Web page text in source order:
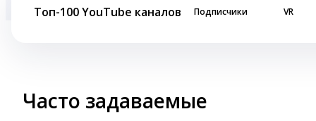
Топ-100 YouTube каналов Подписчики VR
Часто задаваемые